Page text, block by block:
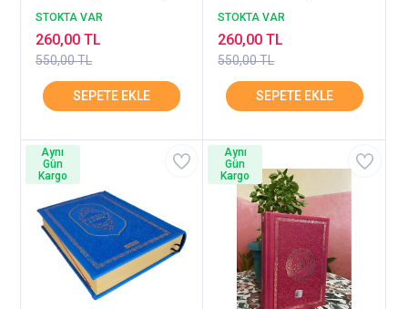
Kuranı Kerim Termo Cilt
STOKTA VAR
550,00 TL
260,00 TL
Boy Kuranı Kerim Termo
STOKTA VAR
550,00 TL
260,00 TL
Aynı
Gün
Kargo
Aynı
Gün
Kargo